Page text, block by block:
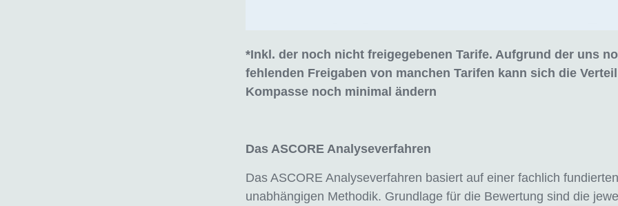
*Inkl. der noch nicht freigegebenen Tarife. Aufgrund der uns
fehlenden Freigaben von manchen Tarifen kann sich die
Kompasse noch minimal ändern
Das ASCORE Analyseverfahren
Das ASCORE Analyseverfahren basiert auf einer fachlich
unabhängigen Methodik. Grundlage für die Bewertung sind die